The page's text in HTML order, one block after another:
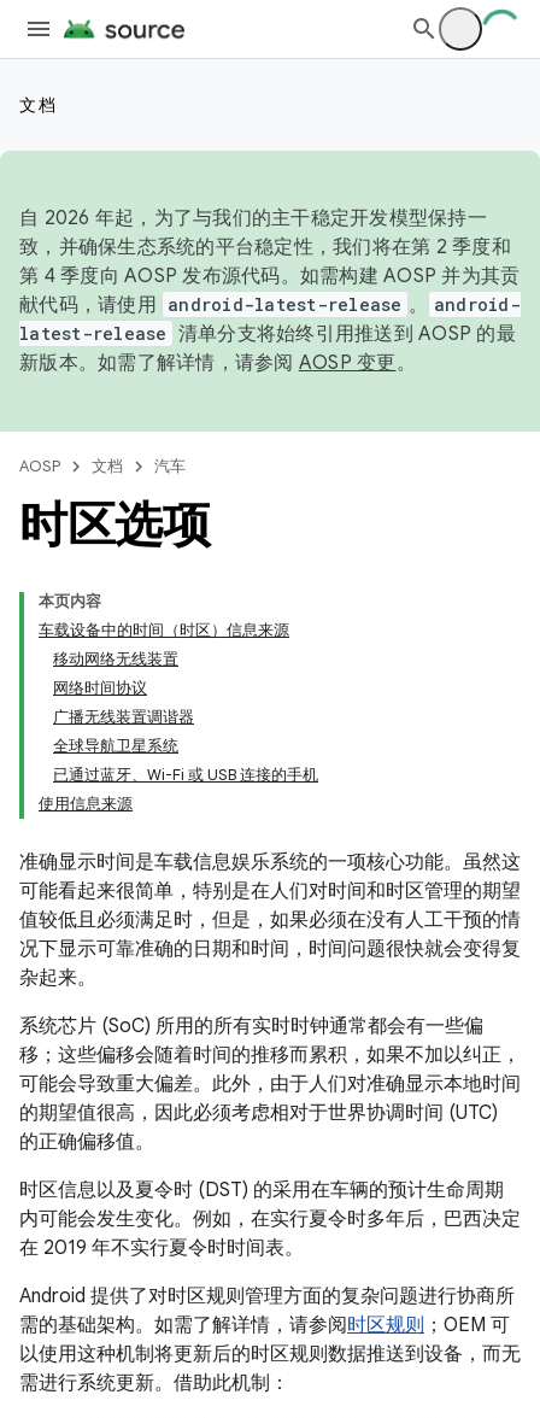
文档
自 2026 年起，为了与我们的主干稳定开发模型保持一
致，并确保生态系统的平台稳定性，我们将在第 2 季度和
第 4 季度向 AOSP 发布源代码。如需构建 AOSP 并为其贡
献代码，请使用 android-latest-release 。
android-
latest-release 清单分支将始终引用推送到 AOSP 的最
新版本。如需了解详情，请参阅 AOSP 变更。
AOSP 文档 汽车
时区选项
本页内容
车载设备中的时间（时区）信息来源
移动网络无线装置
网络时间协议
广播无线装置调谐器
全球导航卫星系统
已通过蓝牙、Wi-Fi 或 USB 连接的手机
使用信息来源
准确显示时间是车载信息娱乐系统的一项核心功能。虽然这
可能看起来很简单，特别是在人们对时间和时区管理的期望
值较低且必须满足时，但是，如果必须在没有人工干预的情
况下显示可靠准确的日期和时间，时间问题很快就会变得复
杂起来。
系统芯片 (SoC) 所用的所有实时时钟通常都会有一些偏
移；这些偏移会随着时间的推移而累积，如果不加以纠正，
可能会导致重大偏差。此外，由于人们对准确显示本地时间
的期望值很高，因此必须考虑相对于世界协调时间 (UTC)
的正确偏移值。
时区信息以及夏令时 (DST) 的采用在车辆的预计生命周期
内可能会发生变化。例如，在实行夏令时多年后，巴西决定
在 2019 年不实行夏令时时间表。
Android 提供了对时区规则管理方面的复杂问题进行协商所
需的基础架构。如需了解详情，请参阅时区规则 ；OEM 可
以使用这种机制将更新后的时区规则数据推送到设备，而无
需进行系统更新。借助此机制：